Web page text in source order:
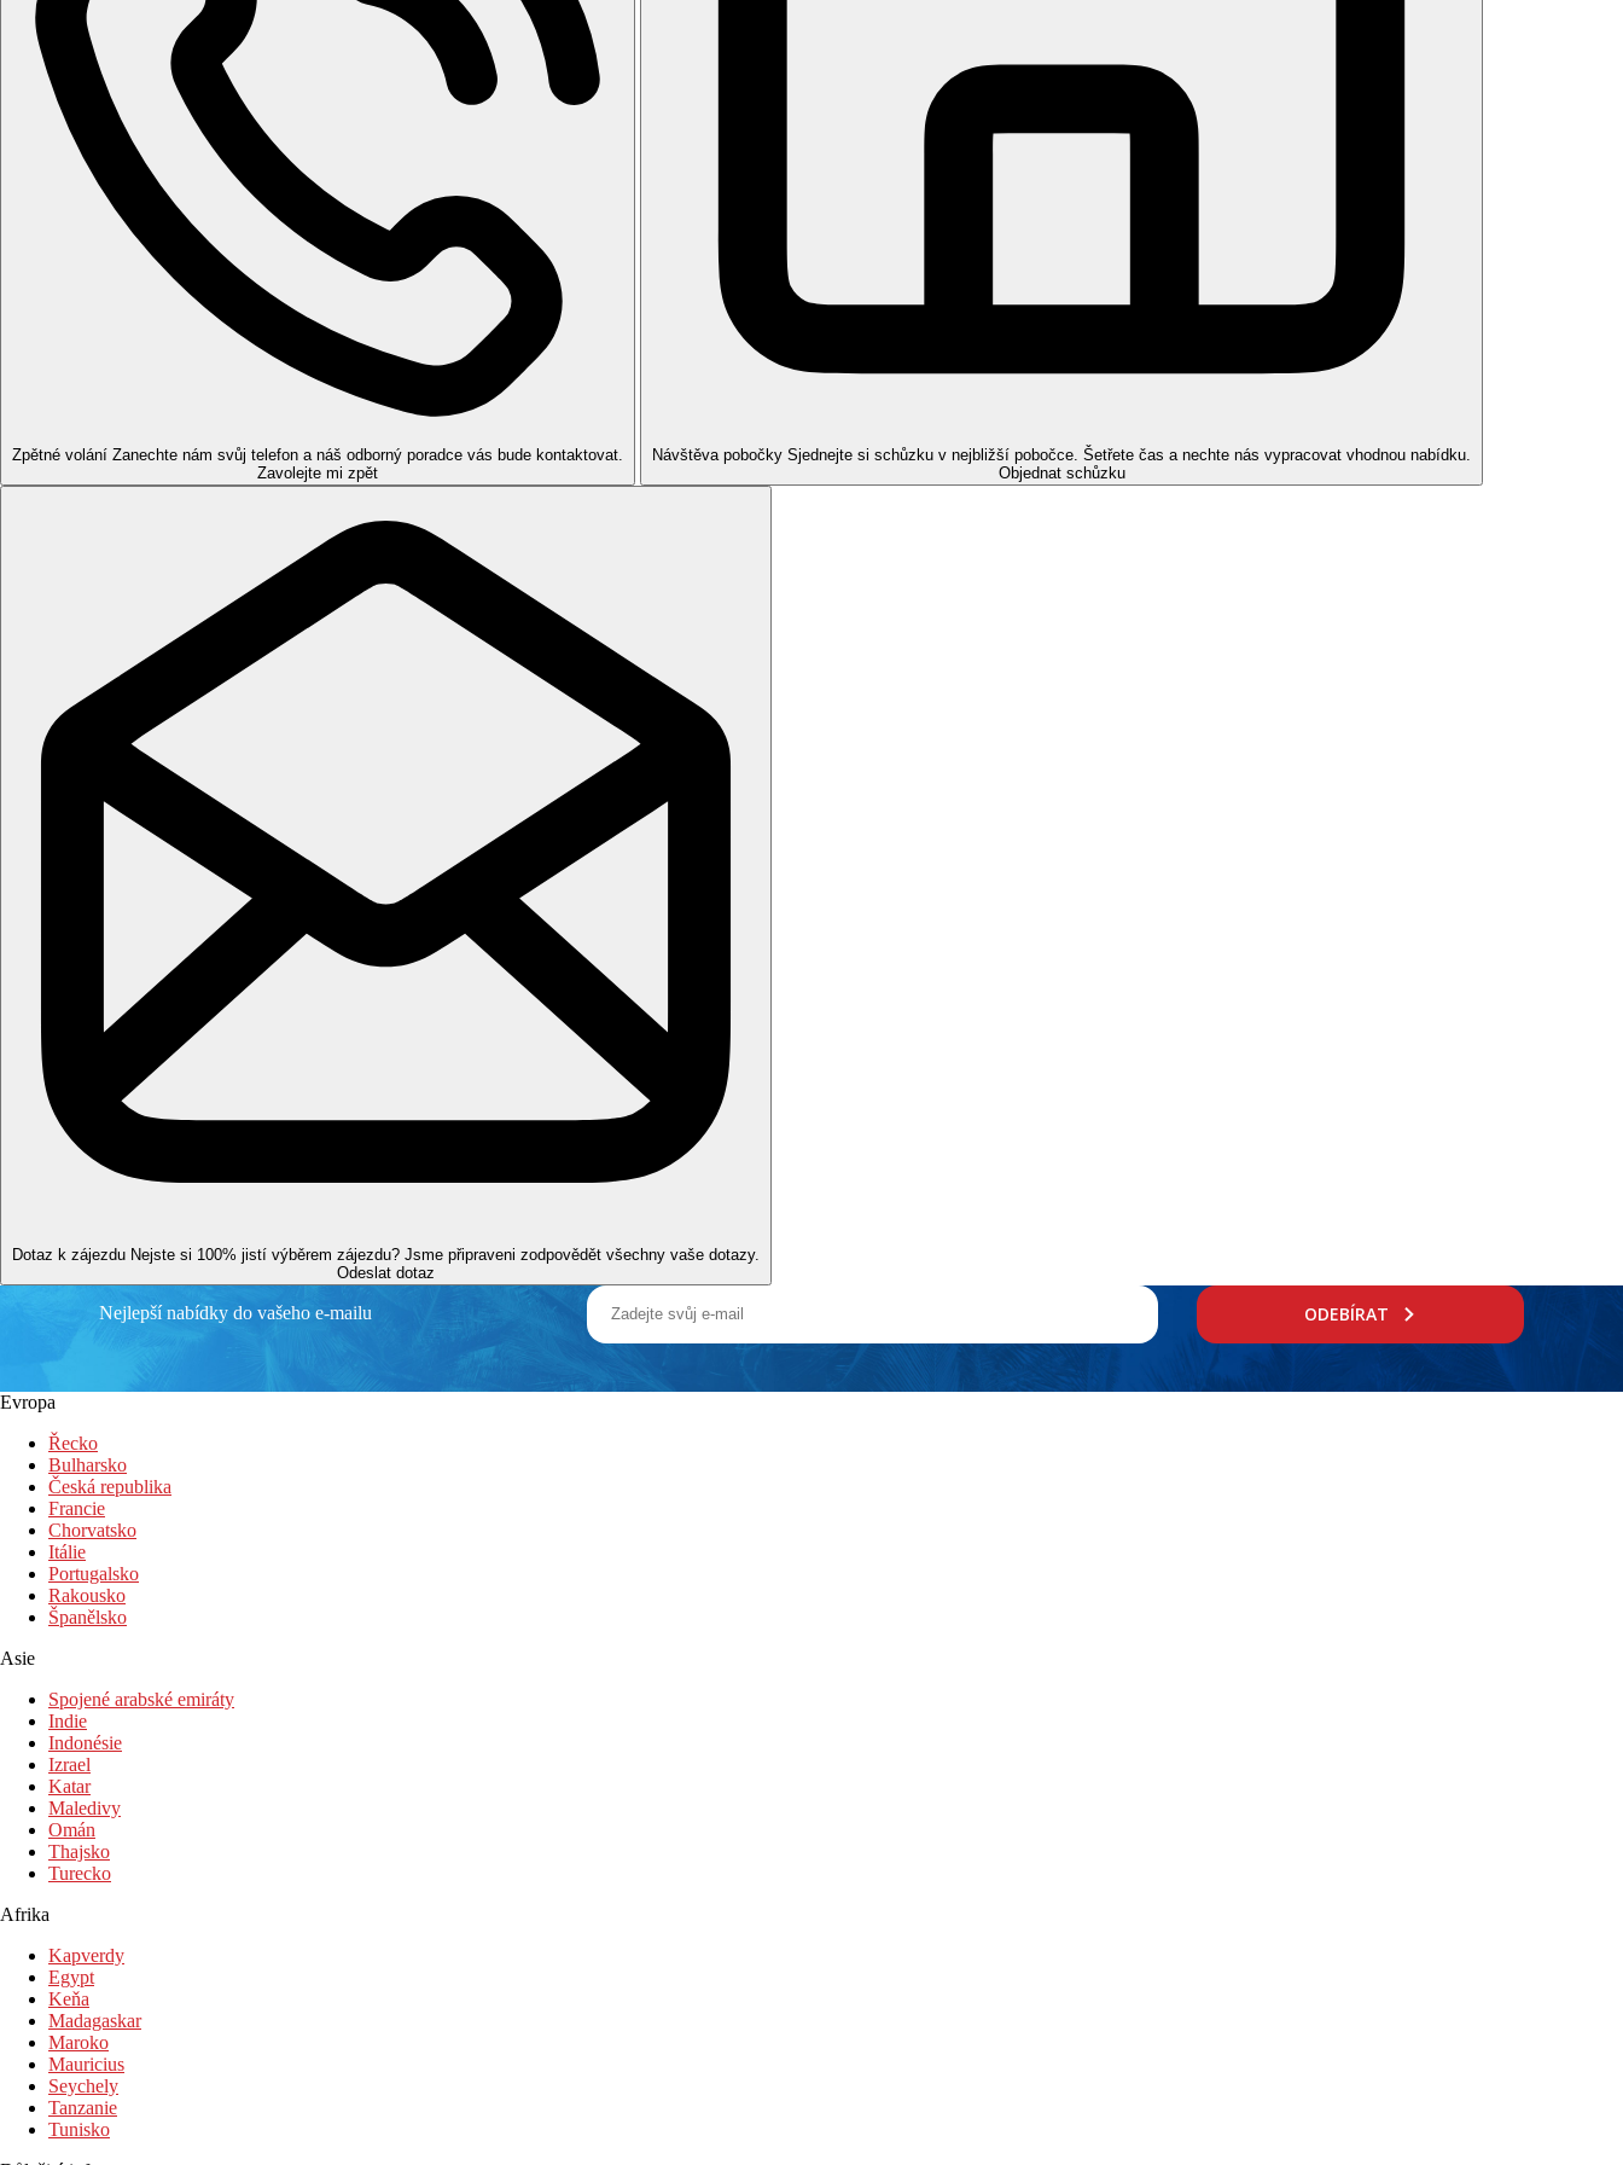
kampanila, Palazzo Vecchio – gotická radnice, Pantheon ze 13. stol., gotický a renesanční interiér, kostel Santa Croce, hrobka Michelangela, Ponte Vecchio, most přes řeku Arno, pozdně gotické a renesanční
domy a paláce. V odpoledních hodinách odjezd vlakem zpět do Říma. Nocleh.
4. DEN
Po snídani návštěva papežského státu Vatikánu – sídla křesťanské církve. Chrám sv. Petra s jeho katakombami, kde je mj. i hrobka zesnulého papeže Jana Pavla II., náměstí. Vatikánská muzea s ohromující
Sixtinskou kaplí můžete navštívit individuálně
(doporučujeme zakoupit vstup předem online). Zbytek dne věnován „věčnému“ Římu. Nocleh.
5. DEN
Snídaně, dle letového řádu transfer na letiště a odlet do ČR.
ZMĚNA PROGRAMU VYHRAZENA
Harmonogram jednotlivých dnů může být přeházen v závislosti na zakoupení vstupenek do Colossea.
MINIMÁLNÍ POČET ÚČASTNÍKŮ: 15
leteckou dopravu Praha – Řím – Praha, letištní taxy a další poplatky, transfer z letiště do hotelu a zpět, 4 noci ve 3*/4* hotelu se snídaní, služby česky či slovensky hovořícího
průvodce, jízdenku na rychlovlak Freccia Rossa nebo Italo z Říma do Florencie a zpět
cestovní a covid pojištění, vstupy, jízdné na místní hromadnou dopravu, povinný příplatek městské taxy (cca 6 - 8 EUR / osoba / noc)
Klienti jsou ubytování po celou dobu zájezdu v jednom hotelu.
DOPLŇUJÍCÍ INFORMACE OHLEDNĚ VSTUPŮ
Jediný vstup, který je nutné objednat předem, aby byl naší CK zařízen, je vstup do Colloseum a Forum Romanum + Palatin. Počet lístků je limitovaný a nelze následně řešit na místě, jelikož je
pro celou skupinu kupován na určitý datum a čas.
!Upozorňujeme, že pokud si klienti zakoupí zájezd méně než 30 dní před odletem, nebudeme schopni zajistit vstupenky do Kolosea, Forum Romanum, Palatin. Vstupenky se objednávají hromadně pro celou
skupinu 30 dní před termínem na určité datum a čas a později již bývají vyprodané, dokoupení tedy nebude možné!
ORIENTAČNÍ CENY VSTUPŮ
Celodenní jízdenka na MHD 9 €
Vatikánská muzea vč. Sixtinské kaple 22 €
Kupole Chrámu Sv. Petra 10 €
Andělský hrad 16 €
Monument Viktora Emanuela 12 €
Kapitolská muzea 15 €
Etruské muzeum Villa Giulia 6 €
Caracallovy lázně 10 €
Katakomby Sv. Kalixta 10 €
Fotogalerie
Zpětné volání Zanechte nám svůj telefon a náš odborný poradce vás bude kontaktovat.
Zavolejte mi zpět
Návštěva pobočky Sjednejte si schůzku v nejbližší pobočce. Šetřete čas a nechte nás vypracovat vhodnou nabídku.
Objednat schůzku
Dotaz k zájezdu Nejste si 100% jistí výběrem zájezdu? Jsme připraveni zodpovědět všechny vaše dotazy.
Odeslat dotaz
Nejlepší nabídky do vašeho e-mailu ODEBÍRAT
Evropa
Řecko
Bulharsko
Česká republika
Francie
Chorvatsko
Itálie
Portugalsko
Rakousko
Španělsko
Asie
Spojené arabské emiráty
Indie
Indonésie
Izrael
Katar
Maledivy
Omán
Thajsko
Turecko
Afrika
Kapverdy
Egypt
Keňa
Madagaskar
Maroko
Mauricius
Seychely
Tanzanie
Tunisko